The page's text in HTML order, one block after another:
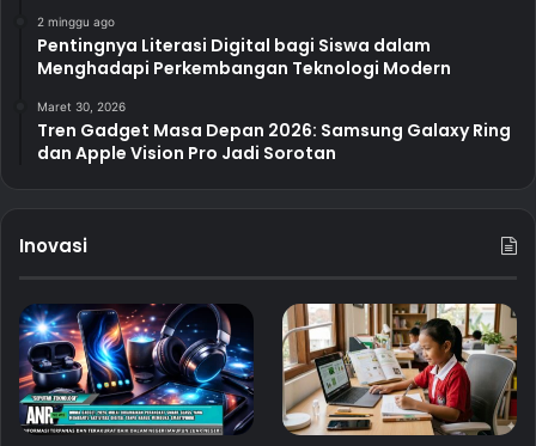
2 minggu ago
Pentingnya Literasi Digital bagi Siswa dalam
Menghadapi Perkembangan Teknologi Modern
Maret 30, 2026
Tren Gadget Masa Depan 2026: Samsung Galaxy Ring
dan Apple Vision Pro Jadi Sorotan
Inovasi